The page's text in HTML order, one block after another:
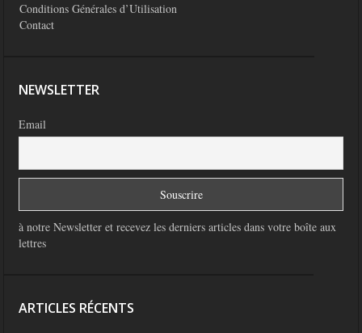
Conditions Générales d’Utilisation
Contact
NEWSLETTER
Email
à notre Newsletter et recevez les derniers articles dans votre boîte aux
lettres
ARTICLES RÉCENTS